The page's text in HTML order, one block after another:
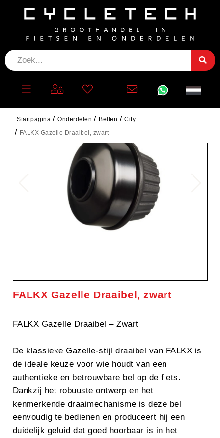
Startpagina Onderdelen Bellen
City
FALKX Gazelle Draaibel, zwart
FALKX Gazelle Draaibel, zwart
FALKX Gazelle Draaibel – Zwart
De klassieke Gazelle-stijl draaibel van FALKX is
de ideale keuze voor wie houdt van een
authentieke en betrouwbare bel op de fiets.
Dankzij het robuuste ontwerp en het
kenmerkende draaimechanisme is deze bel
eenvoudig te bedienen en produceert hij een
duidelijk geluid dat goed hoorbaar is in het